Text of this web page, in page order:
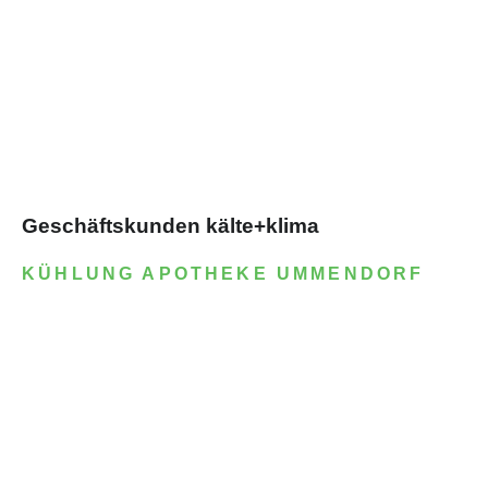
Geschäftskunden kälte+klima
KÜHLUNG APOTHEKE UMMENDORF